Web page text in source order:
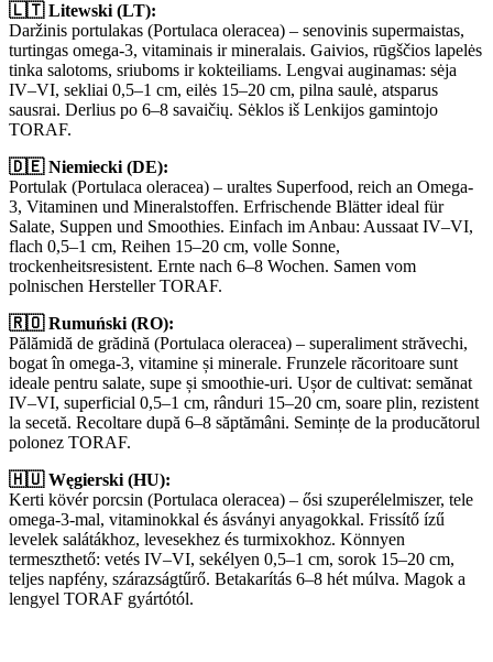
🇱🇹 Litewski (LT):
Daržinis portulakas (Portulaca oleracea) – senovinis supermaistas,
turtingas omega-3, vitaminais ir mineralais. Gaivios, rūgščios lapelės
tinka salotoms, sriuboms ir kokteiliams. Lengvai auginamas: sėja
IV–VI, sekliai 0,5–1 cm, eilės 15–20 cm, pilna saulė, atsparus
sausrai. Derlius po 6–8 savaičių. Sėklos iš Lenkijos gamintojo
TORAF.
🇩🇪 Niemiecki (DE):
Portulak (Portulaca oleracea) – uraltes Superfood, reich an Omega-
3, Vitaminen und Mineralstoffen. Erfrischende Blätter ideal für
Salate, Suppen und Smoothies. Einfach im Anbau: Aussaat IV–VI,
flach 0,5–1 cm, Reihen 15–20 cm, volle Sonne,
trockenheitsresistent. Ernte nach 6–8 Wochen. Samen vom
polnischen Hersteller TORAF.
🇷🇴 Rumuński (RO):
Pălămidă de grădină (Portulaca oleracea) – superaliment străvechi,
bogat în omega-3, vitamine și minerale. Frunzele răcoritoare sunt
ideale pentru salate, supe și smoothie-uri. Ușor de cultivat: semănat
IV–VI, superficial 0,5–1 cm, rânduri 15–20 cm, soare plin, rezistent
la secetă. Recoltare după 6–8 săptămâni. Semințe de la producătorul
polonez TORAF.
🇭🇺 Węgierski (HU):
Kerti kövér porcsin (Portulaca oleracea) – ősi szuperélelmiszer, tele
omega-3-mal, vitaminokkal és ásványi anyagokkal. Frissítő ízű
levelek salátákhoz, levesekhez és turmixokhoz. Könnyen
termeszthető: vetés IV–VI, sekélyen 0,5–1 cm, sorok 15–20 cm,
teljes napfény, szárazságtűrő. Betakarítás 6–8 hét múlva. Magok a
lengyel TORAF gyártótól.